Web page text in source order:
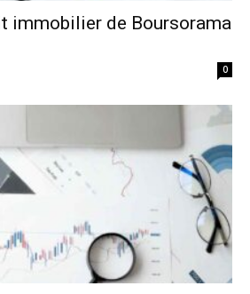
immobilier de Boursorama
0